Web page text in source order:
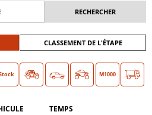
CLASSEMENT DE L'ÉTAPE
Classic M1000
TEMPS